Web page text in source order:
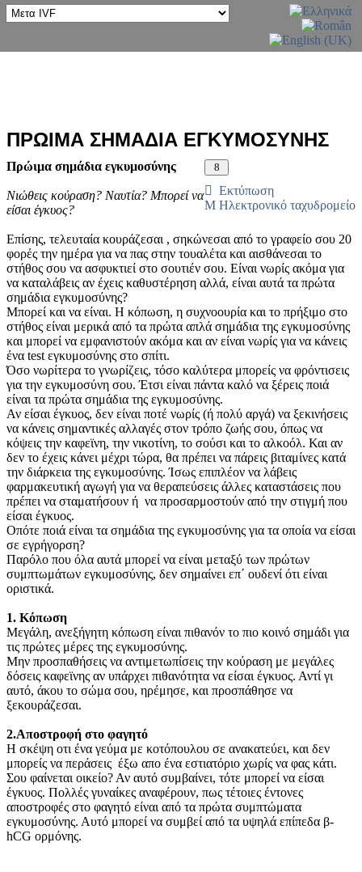
ΠΡΩΙΜΑ ΣΗΜΑΔΙΑ ΕΓΚΥΜΟΣΥΝΗΣ
Εκτύπωση
Ηλεκτρονικό ταχυδρομείο
Πρώιμα σημάδια εγκυμοσύνης
Νιώθεις κούραση? Ναυτία? Μπορεί να
είσαι έγκυος?
Επίσης, τελευταία κουράζεσαι , σηκώνεσαι από το γραφείο σου 20
φορές την ημέρα για να πας στην τουαλέτα και αισθάνεσαι το
στήθος σου να ασφυκτιεί στο σουτιέν σου. Είναι νωρίς ακόμα για
να καταλάβεις αν έχεις καθυστέρηση αλλά, είναι αυτά τα πρώτα
σημάδια εγκυμοσύνης?
Μπορεί και να είναι. Η κόπωση, η συχνοουρία και το πρήξιμο στο
στήθος είναι μερικά από τα πρώτα απλά σημάδια της εγκυμοσύνης
και μπορεί να εμφανιστούν ακόμα και αν είναι νωρίς για να κάνεις
ένα test εγκυμοσύνης στο σπίτι.
Όσο νωρίτερα το γνωρίζεις, τόσο καλύτερα μπορείς να φρόντισεις
για την εγκυμοσύνη σου. Έτσι είναι πάντα καλό να ξέρεις ποιά
είναι τα πρώτα σημάδια της εγκυμοσύνης.
Αν είσαι έγκυος, δεν είναι ποτέ νωρίς (ή πολύ αργά) να ξεκινήσεις
να κάνεις σημαντικές αλλαγές στον τρόπο ζωής σου, όπως να
κόψεις την καφεϊνη, την νικοτίνη, το σούσι και το αλκοόλ. Και αν
δεν το έχεις κάνει μέχρι τώρα, θα πρέπει να πάρεις βιταμίνες κατά
την διάρκεια της εγκυμοσύνης. Ίσως επιπλέον να λάβεις
φαρμακευτική αγωγή για να θεραπεύσεις άλλες καταστάσεις που
πρέπει να σταματήσουν ή να προσαρμοστούν από την στιγμή που
είσαι έγκυος.
Οπότε ποιά είναι τα σημάδια της εγκυμοσύνης για τα οποία να είσαι
σε εγρήγορση?
Παρόλο που όλα αυτά μπορεί να είναι μεταξύ των πρώτων
συμπτωμάτων εγκυμοσύνης, δεν σημαίνει επ΄ ουδενί ότι είναι
οριστικά.
1. Κόπωση
Μεγάλη, ανεξήγητη κόπωση είναι πιθανόν το πιο κοινό σημάδι για
τις πρώτες μέρες της εγκυμοσύνης.
Μην προσπαθήσεις να αντιμετωπίσεις την κούραση με μεγάλες
δόσεις καφεϊνης αν υπάρχει πιθανότητα να είσαι έγκυος. Αντί γι
αυτό, άκου το σώμα σου, ηρέμησε, και προσπάθησε να
ξεκουράζεσαι.
2.Αποστροφή στο φαγητό
Η σκέψη οτι ένα γεύμα με κοτόπουλου σε ανακατεύει, και δεν
μπορείς να περάσεις έξω απο ένα εστιατόριο χωρίς να φας κάτι.
Σου φαίνεται οικείο? Αν αυτό συμβαίνει, τότε μπορεί να είσαι
έγκυος. Πολλές γυναίκες αναφέρουν, πως τέτοιες έντονες
αποστροφές στο φαγητό είναι από τα πρώτα συμπτώματα
εγκυμοσύνης. Αυτό μπορεί να συμβεί από τα υψηλά επίπεδα β-
hCG ορμόνης.